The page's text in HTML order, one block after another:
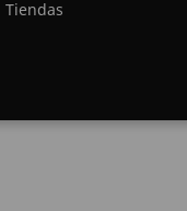
Tiendas